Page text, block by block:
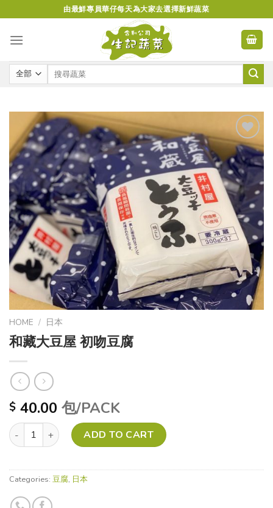
to
content
由最鮮專員華仔每天為大家去選擇新鮮蔬菜
Add to
wishlist
HOME / 日本
和藏大豆屋 初吻豆腐
$ 40.00 包/PACK
和藏大豆屋 初吻豆腐 quantity
ADD TO CART
Categories: 豆腐, 日本